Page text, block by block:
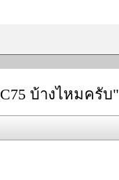
บ้างไหมครับ"